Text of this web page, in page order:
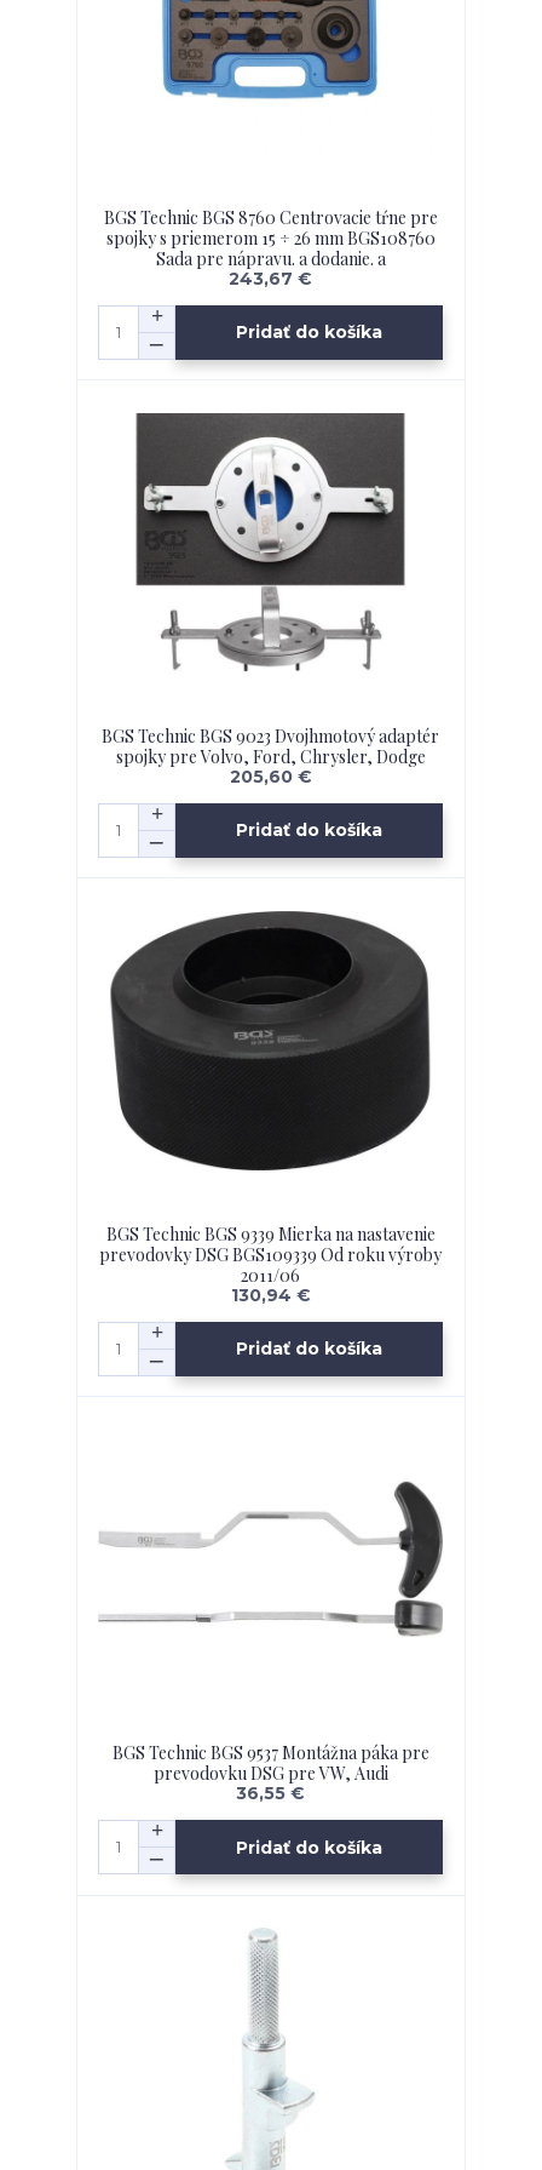
BGS Technic BGS 8760 Centrovacie tŕne pre
spojky s priemerom 15 ÷ 26 mm BGS108760
Sada pre nápravu. a dodanie. a
243,67 €
Pridať do košíka
BGS Technic BGS 9023 Dvojhmotový adaptér
spojky pre Volvo, Ford, Chrysler, Dodge
205,60 €
Pridať do košíka
BGS Technic BGS 9339 Mierka na nastavenie
prevodovky DSG BGS109339 Od roku výroby
2011/06
130,94 €
Pridať do košíka
BGS Technic BGS 9537 Montážna páka pre
prevodovku DSG pre VW, Audi
36,55 €
Pridať do košíka